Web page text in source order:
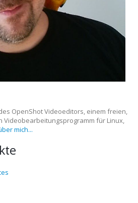
OpenShot Videoeditors, einem freien,
Videobearbeitungsprogramm für Linux,
mich...